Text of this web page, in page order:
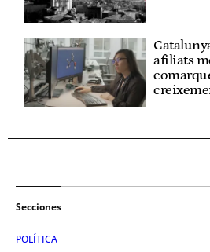
afiliats
Secciones
POLÍTICA